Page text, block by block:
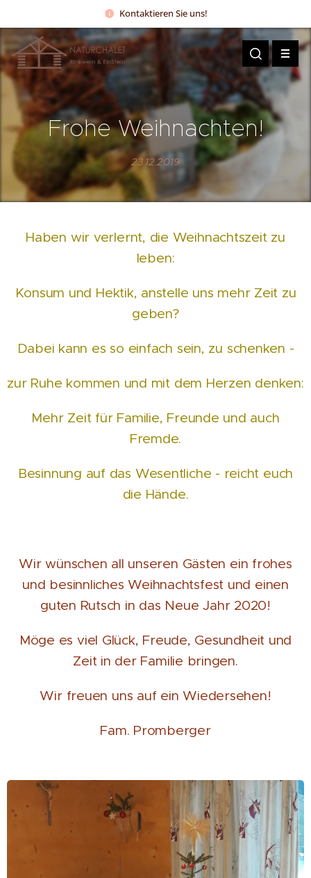
Kontaktieren Sie uns!
FroheWeihnachten!
23.12.2019
Haben wir verlernt, die Weihnachtszeit zu
leben:
Konsum und Hektik, anstelle uns mehr Zeit zu
geben?
Dabei kann es so einfach sein, zu schenken -
zur Ruhe kommen und mit dem Herzen denken:
Mehr Zeit für Familie, Freunde und auch
Fremde.
Besinnung auf das Wesentliche - reicht euch
die Hände.
Wir wünschen all unseren Gästen ein frohes
und besinnliches Weihnachtsfest und einen
guten Rutsch in das Neue Jahr 2020!
Möge es viel Glück, Freude, Gesundheit und
Zeit in der Familie bringen.
Wir freuen uns auf ein Wiedersehen!
Fam. Promberger